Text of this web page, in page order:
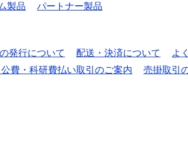
製品 パートナー製品
発行について 配送・決済について
よ
費・科研費払い取引のご案内 売掛取引